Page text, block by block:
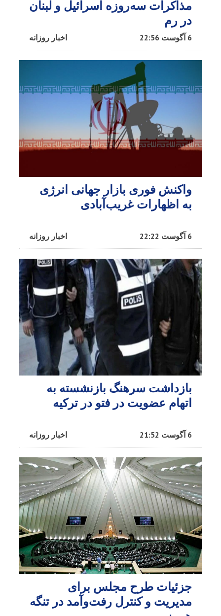
مذاکرات سه‌روزه اسرائیل و لبنان
در رم
اخبار روزانه 6 آگوست 22:56
واکنش فوری بازار جهانی انرژی
به اظهارات غریب‌آبادی
اخبار روزانه 6 آگوست 22:22
بازداشت سرهنگ بازنشسته به
اتهام عضویت در فتو در ترکیه
اخبار روزانه 6 آگوست 21:52
جزئیات طرح مجلس برای
مدیریت و کنترل رفت‌وآمد در تنگه